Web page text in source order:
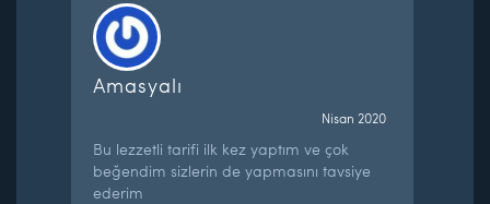
Amasyalı
Nisan 2020
Bu lezzetli tarifi ilk kez yaptım ve çok
beğendim sizlerin de yapmasını tavsiye
ederim